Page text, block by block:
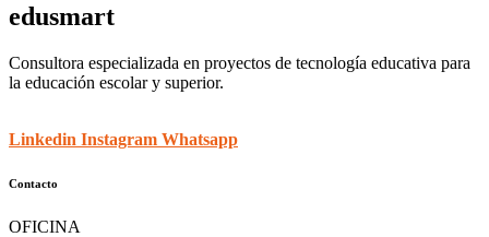
edusmart
Consultora especializada en proyectos de tecnología educativa para
la educación escolar y superior.
Linkedin Instagram Whatsapp
Contacto
OFICINA